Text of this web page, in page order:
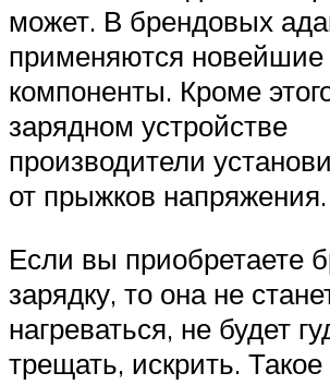
может. В брендовых
применяются новейшие
компоненты. Кроме
зарядном устройстве
производители
от прыжков напряжения.
Если вы приобретаете
зарядку, то она не
нагреваться, не будет
трещать, искрить. Такое